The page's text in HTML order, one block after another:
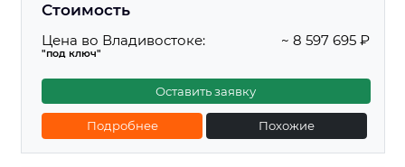
Стоимость
Цена во Владивостоке:
"под ключ"
~ 8 597 695 ₽
Оставить заявку
Подробнее Похожие